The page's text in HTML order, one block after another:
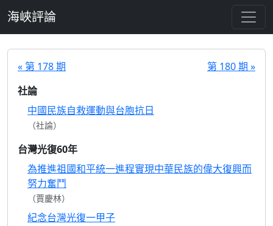
海峽評論
« 第 178 期
第 180 期 »
社論
中國民族自救運動與台胞抗日
（社論）
台灣光復60年
為推進祖國和平統一進程實現中華民族的偉大復興而
努力奮鬥
（賈慶林）
紀念台灣光復一甲子